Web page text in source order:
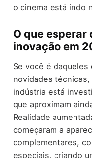
o cinema está indo
O que esperar
inovação em
Se você é daqueles
novidades
indústria está
que aproximam
Realidade
começaram a
complementares,
especiais, criando